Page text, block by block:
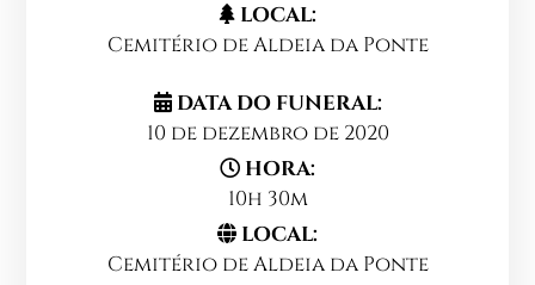
LOCAL:
Cemitério de Aldeia da Ponte
DATA DO FUNERAL:
10 de dezembro de 2020
HORA:
10h 30m
LOCAL:
Cemitério de Aldeia da Ponte